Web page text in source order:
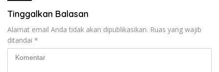
Tinggalkan Balasan
Alamat email Anda tidak akan dipublikasikan. Ruas yang wajib
ditandai *